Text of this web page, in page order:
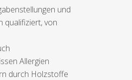
und
qualifiziert, von
Allergien
durch Holzstoffe